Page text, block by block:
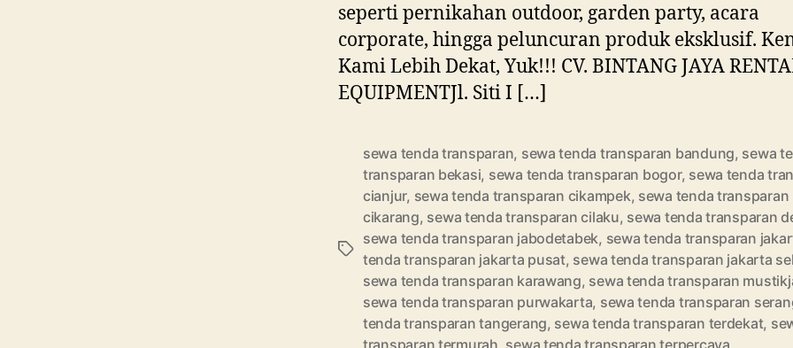
seperti pernikahan outdoor, garden party, acara
corporate, hingga peluncuran produk eksklusif.
Kami Lebih Dekat, Yuk!!! CV. BINTANG JAYA
EQUIPMENTJl. Siti I […]
Tag
sewa tenda transparan, sewa tenda transparan bandung, sewa
transparan bekasi, sewa tenda transparan bogor, sewa tenda
cianjur, sewa tenda transparan cikampek, sewa tenda transparan
cikarang, sewa tenda transparan cilaku, sewa tenda transparan
sewa tenda transparan jabodetabek, sewa tenda transparan
tenda transparan jakarta pusat, sewa tenda transparan jakarta
sewa tenda transparan karawang, sewa tenda transparan
sewa tenda transparan purwakarta, sewa tenda transparan
tenda transparan tangerang, sewa tenda transparan terdekat,
transparan termurah sewa tenda transparan terpercaya